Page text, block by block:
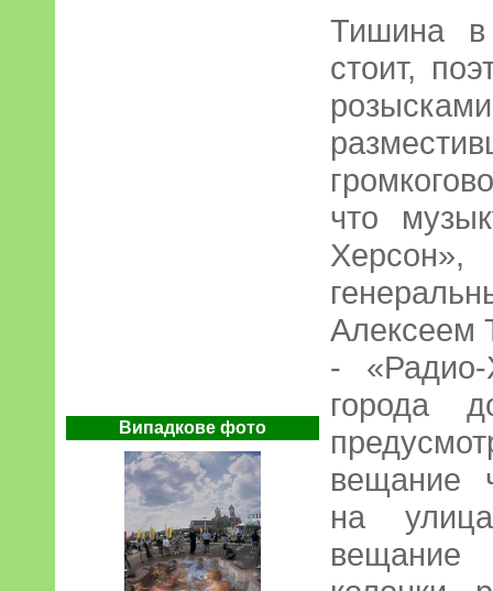
Випадкове фото
Тишина в
стоит,
что
Алексеем
-
города
вещание
на
вещание